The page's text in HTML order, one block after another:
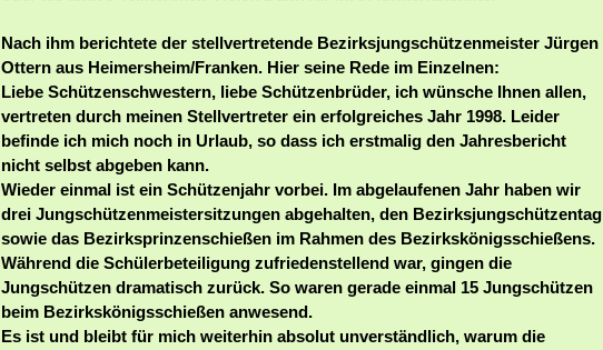
Nach ihm berichtete der stellvertretende Bezirksjungschützenmeister Jürgen
Ottern aus Heimersheim/Franken. Hier seine Rede im Einzelnen:
Liebe Schützenschwestern, liebe Schützenbrüder, ich wünsche Ihnen allen,
vertreten durch meinen Stellvertreter ein erfolgreiches Jahr 1998. Leider
befinde ich mich noch in Urlaub, so dass ich erstmalig den Jahresbericht
nicht selbst abgeben kann.
Wieder einmal ist ein Schützenjahr vorbei. Im abgelaufenen Jahr haben wir
drei Jungschützenmeistersitzungen abgehalten, den Bezirksjungschützentag
sowie das Bezirksprinzenschießen im Rahmen des Bezirkskönigsschießens.
Während die Schülerbeteiligung zufriedenstellend war, gingen die
Jungschützen dramatisch zurück. So waren gerade einmal 15 Jungschützen
beim Bezirkskönigsschießen anwesend.
Es ist und bleibt für mich weiterhin absolut unverständlich, warum die